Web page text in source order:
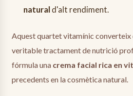
naturald'alt rendiment.
Aquest quartet vitamínic converteix
veritable tractament de nutrició
fórmula una crema facial rica en
precedents en la cosmètica natural.